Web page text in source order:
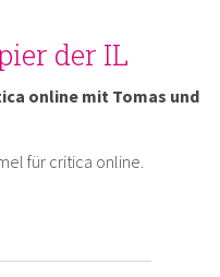
der IL
online mit Tomas und
für critica online.